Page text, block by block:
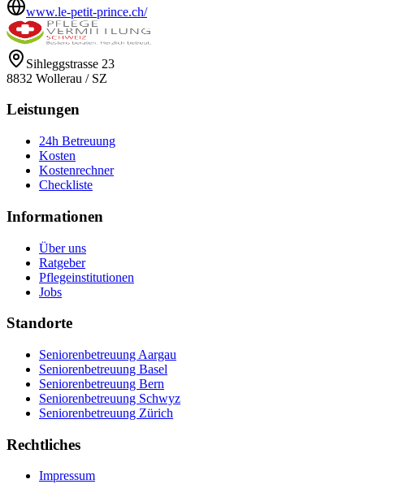
www.le-petit-prince.ch/
Sihleggstrasse 23
8832 Wollerau / SZ
Leistungen
24h Betreuung
Kosten
Kostenrechner
Checkliste
Informationen
Über uns
Ratgeber
Pflegeinstitutionen
Jobs
Standorte
Seniorenbetreuung Aargau
Seniorenbetreuung Basel
Seniorenbetreuung Bern
Seniorenbetreuung Schwyz
Seniorenbetreuung Zürich
Rechtliches
Impressum